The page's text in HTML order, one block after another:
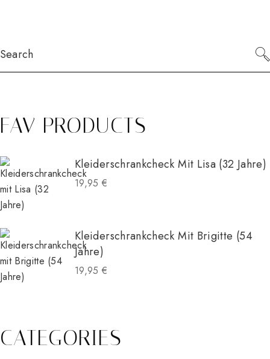
FAV PRODUCTS
Kleiderschrankcheck Mit Lisa (32 Jahre)
19,95 €
Kleiderschrankcheck Mit Brigitte (54
Jahre)
19,95 €
CATEGORIES